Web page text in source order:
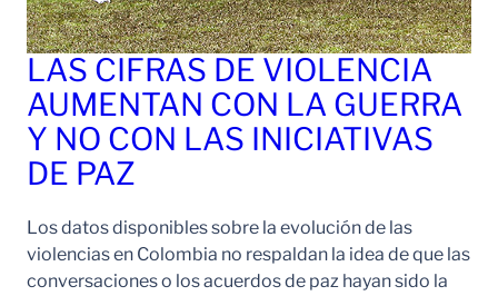
LAS CIFRAS DE VIOLENCIA
AUMENTAN CON LA GUERRA
Y NO CON LAS INICIATIVAS
DE PAZ
Los datos disponibles sobre la evolución de las
violencias en Colombia no respaldan la idea de que las
conversaciones o los acuerdos de paz hayan sido la